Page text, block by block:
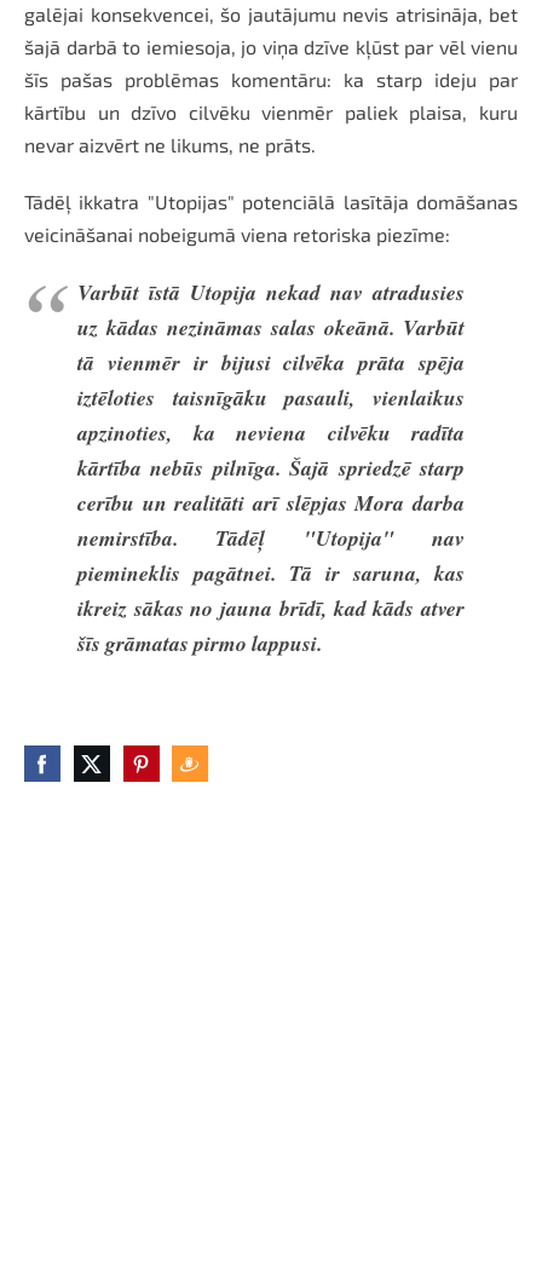
galējai konsekvencei, šo jautājumu nevis atrisināja, bet
šajā darbā to iemiesoja, jo viņa dzīve kļūst par vēl vienu
šīs pašas problēmas komentāru: ka starp ideju par
kārtību un dzīvo cilvēku vienmēr paliek plaisa, kuru
nevar aizvērt ne likums, ne prāts.
Tādēļ ikkatra "Utopijas" potenciālā lasītāja domāšanas
veicināšanai nobeigumā viena retoriska piezīme:
Varbūt īstā Utopija nekad nav atradusies
uz kādas nezināmas salas okeānā. Varbūt
tā vienmēr ir bijusi cilvēka prāta spēja
iztēloties taisnīgāku pasauli, vienlaikus
apzinoties, ka neviena cilvēku radīta
kārtība nebūs pilnīga. Šajā spriedzē starp
cerību un realitāti arī slēpjas Mora darba
nemirstība. Tādēļ "Utopija" nav
piemineklis pagātnei. Tā ir saruna, kas
ikreiz sākas no jauna brīdī, kad kāds atver
šīs grāmatas pirmo lappusi.